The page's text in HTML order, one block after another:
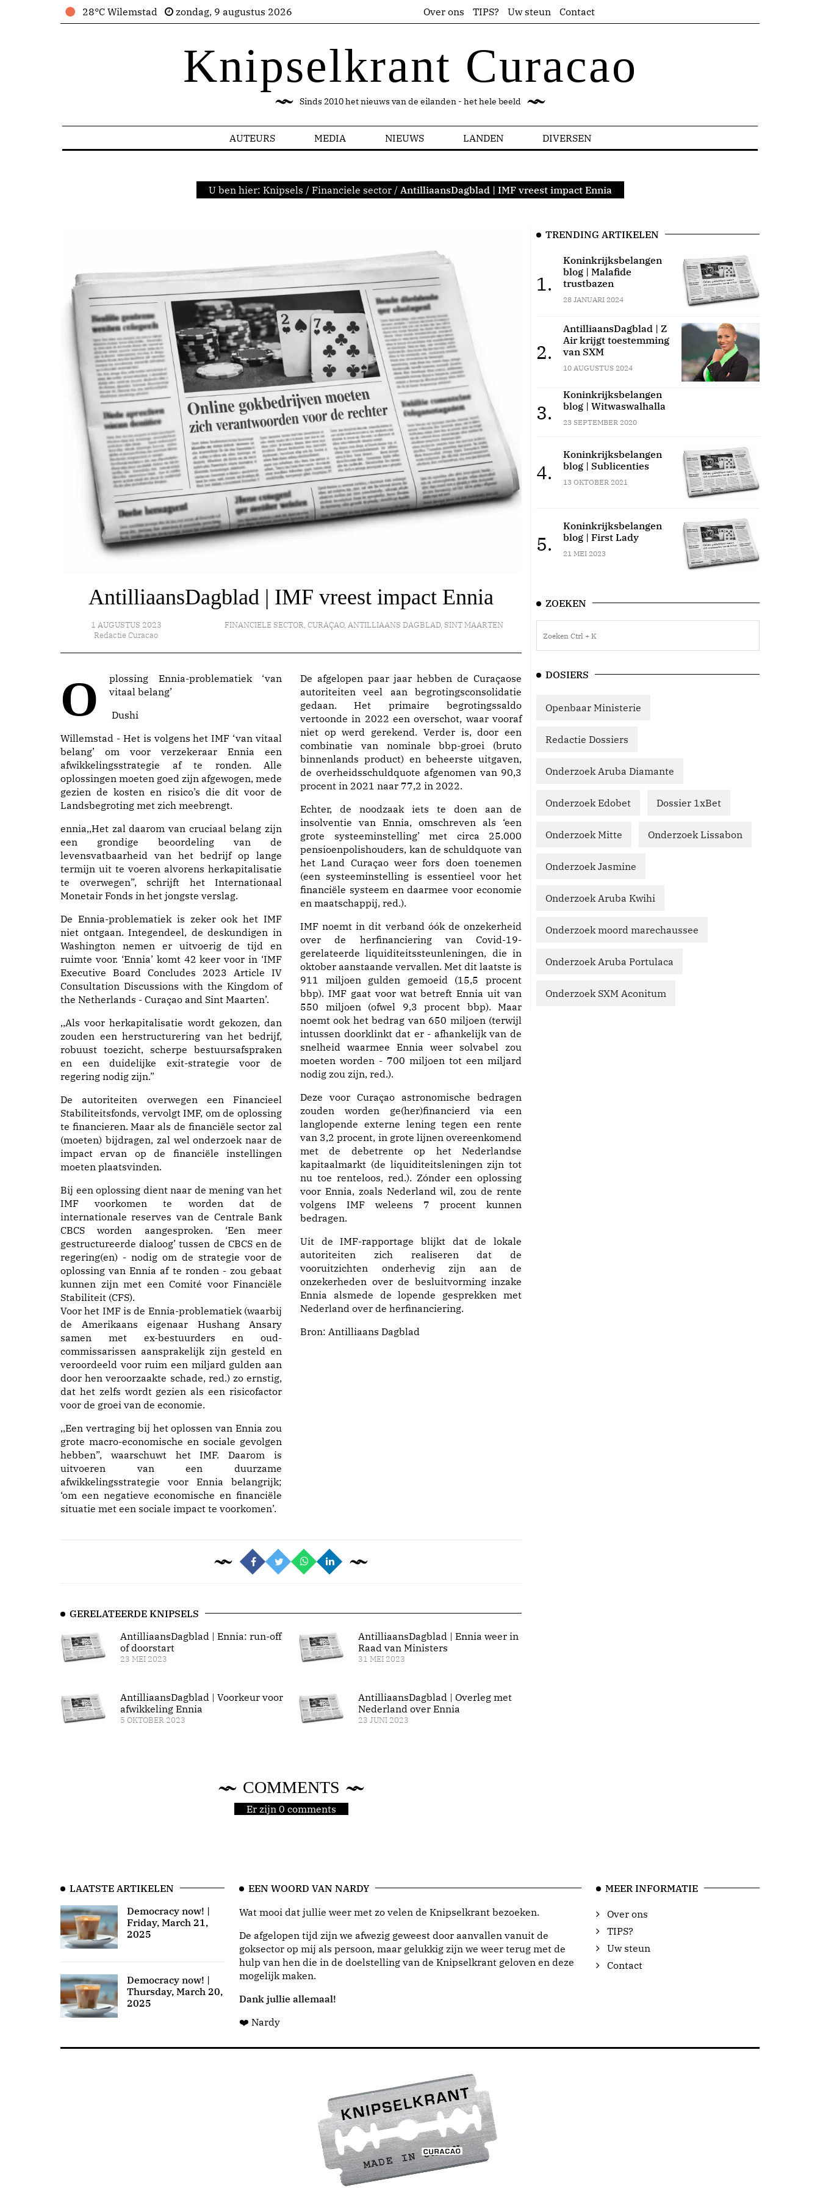
28°C Wilemstad zondag, 9 augustus 2026 Over ons TIPS? Uw steun Contact
Knipselkrant Curacao
Sinds 2010 het nieuws van de eilanden - het hele beeld
AUTEURS MEDIA NIEUWS LANDEN DIVERSEN
U ben hier: Knipsels / Financiele sector / AntilliaansDagblad | IMF vreest impact Ennia
AntilliaansDagblad | IMF vreest impact Ennia
1 AUGUSTUS 2023
Redactie Curacao
FINANCIELE SECTOR,CURAÇAO,ANTILLIAANS DAGBLAD, SINT MAARTEN
Oplossing Ennia-problematiek ‘van
vitaal belang’
Dushi
Willemstad - Het is volgens het IMF ‘van vitaal
belang’ om voor verzekeraar Ennia een
afwikkelingsstrategie af te ronden. Alle
oplossingen moeten goed zijn afgewogen, mede
gezien de kosten en risico’s die dit voor de
Landsbegroting met zich meebrengt.
ennia,,Het zal daarom van cruciaal belang zijn
een grondige beoordeling van de
levensvatbaarheid van het bedrijf op lange
termijn uit te voeren alvorens herkapitalisatie
te overwegen”, schrijft het Internationaal
Monetair Fonds in het jongste verslag.
De Ennia-problematiek is zeker ook het IMF
niet ontgaan. Integendeel, de deskundigen in
Washington nemen er uitvoerig de tijd en
ruimte voor. ‘Ennia’ komt 42 keer voor in ‘IMF
Executive Board Concludes 2023 Article IV
Consultation Discussions with the Kingdom of
the Netherlands - Curaçao and Sint Maarten’.
,,Als voor herkapitalisatie wordt gekozen, dan
zouden een herstructurering van het bedrijf,
robuust toezicht, scherpe bestuursafspraken
en een duidelijke exit-strategie voor de
regering nodig zijn.”
De autoriteiten overwegen een Financieel
Stabiliteitsfonds, vervolgt IMF, om de oplossing
te financieren. Maar als de financiële sector zal
(moeten) bijdragen, zal wel onderzoek naar de
impact ervan op de financiële instellingen
moeten plaatsvinden.
Bij een oplossing dient naar de mening van het
IMF voorkomen te worden dat de
internationale reserves van de Centrale Bank
CBCS worden aangesproken. ‘Een meer
gestructureerde dialoog’ tussen de CBCS en de
regering(en) - nodig om de strategie voor de
oplossing van Ennia af te ronden - zou gebaat
kunnen zijn met een Comité voor Financiële
Stabiliteit (CFS).
Voor het IMF is de Ennia-problematiek (waarbij
de Amerikaans eigenaar Hushang Ansary
samen met ex-bestuurders en oud-
commissarissen aansprakelijk zijn gesteld en
veroordeeld voor ruim een miljard gulden aan
door hen veroorzaakte schade, red.) zo ernstig,
dat het zelfs wordt gezien als een risicofactor
voor de groei van de economie.
,,Een vertraging bij het oplossen van Ennia zou
grote macro-economische en sociale gevolgen
hebben”, waarschuwt het IMF. Daarom is
uitvoeren van een duurzame
afwikkelingsstrategie voor Ennia belangrijk;
‘om een negatieve economische en financiële
situatie met een sociale impact te voorkomen’.
De afgelopen paar jaar hebben de Curaçaose
autoriteiten veel aan begrotingsconsolidatie
gedaan. Het primaire begrotingssaldo
vertoonde in 2022 een overschot, waar vooraf
niet op werd gerekend. Verder is, door een
combinatie van nominale bbp-groei (bruto
binnenlands product) en beheerste uitgaven,
de overheidsschuldquote afgenomen van 90,3
procent in 2021 naar 77,2 in 2022.
Echter, de noodzaak iets te doen aan de
insolventie van Ennia, omschreven als ‘een
grote systeeminstelling’ met circa 25.000
pensioenpolishouders, kan de schuldquote van
het Land Curaçao weer fors doen toenemen
(een systeeminstelling is essentieel voor het
financiële systeem en daarmee voor economie
en maatschappij, red.).
IMF noemt in dit verband óók de onzekerheid
over de herfinanciering van Covid-19-
gerelateerde liquiditeitssteunleningen, die in
oktober aanstaande vervallen. Met dit laatste is
911 miljoen gulden gemoeid (15,5 procent
bbp). IMF gaat voor wat betreft Ennia uit van
550 miljoen (ofwel 9,3 procent bbp). Maar
noemt ook het bedrag van 650 miljoen (terwijl
intussen doorklinkt dat er - afhankelijk van de
snelheid waarmee Ennia weer solvabel zou
moeten worden - 700 miljoen tot een miljard
nodig zou zijn, red.).
Deze voor Curaçao astronomische bedragen
zouden worden ge(her)financierd via een
langlopende externe lening tegen een rente
van 3,2 procent, in grote lijnen overeenkomend
met de debetrente op het Nederlandse
kapitaalmarkt (de liquiditeitsleningen zijn tot
nu toe renteloos, red.). Zónder een oplossing
voor Ennia, zoals Nederland wil, zou de rente
volgens IMF weleens 7 procent kunnen
bedragen.
Uit de IMF-rapportage blijkt dat de lokale
autoriteiten zich realiseren dat de
vooruitzichten onderhevig zijn aan de
onzekerheden over de besluitvorming inzake
Ennia alsmede de lopende gesprekken met
Nederland over de herfinanciering.
Bron: Antilliaans Dagblad
GERELATEERDE KNIPSELS
AntilliaansDagblad | Ennia: run-off
of doorstart
23 MEI 2023
AntilliaansDagblad | Voorkeur voor
afwikkeling Ennia
5 OKTOBER 2023
AntilliaansDagblad | Ennia weer in
Raad van Ministers
31 MEI 2023
AntilliaansDagblad | Overleg met
Nederland over Ennia
23 JUNI 2023
COMMENTS
Er zijn 0 comments
TRENDING ARTIKELEN
1.
Koninkrijksbelangen
blog | Malafide
trustbazen
28 JANUARI 2024
2.
AntilliaansDagblad | Z
Air krijgt toestemming
van SXM
10 AUGUSTUS 2024
3.
Koninkrijksbelangen
blog | Witwaswalhalla
23 SEPTEMBER 2020
4.
Koninkrijksbelangen
blog | Sublicenties
13 OKTOBER 2021
5.
Koninkrijksbelangen
blog | First Lady
21 MEI 2023
ZOEKEN
DOSIERS
Openbaar Ministerie
Redactie Dossiers
Onderzoek Aruba Diamante
Onderzoek Edobet Dossier 1xBet
Onderzoek Mitte Onderzoek Lissabon
Onderzoek Jasmine
Onderzoek Aruba Kwihi
Onderzoek moord marechaussee
Onderzoek Aruba Portulaca
Onderzoek SXM Aconitum
LAATSTE ARTIKELEN
Democracy now! |
Friday, March 21,
2025
Democracy now! |
Thursday, March 20,
2025
EEN WOORD VAN NARDY
Wat mooi dat jullie weer met zo velen de Knipselkrant bezoeken.
De afgelopen tijd zijn we afwezig geweest door aanvallen vanuit de
goksector op mij als persoon, maar gelukkig zijn we weer terug met de
hulp van hen die in de doelstelling van de Knipselkrant geloven en deze
mogelijk maken.
Dank jullie allemaal!
❤️ Nardy
MEER INFORMATIE
Over ons
TIPS?
Uw steun
Contact